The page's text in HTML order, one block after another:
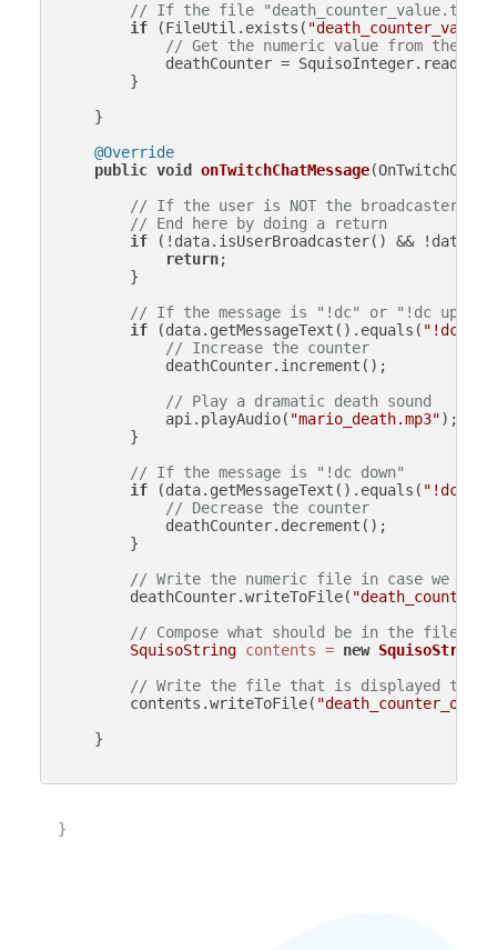
// If the file "death_counter_value.txt"
if (FileUtil.exists(
// Get the numeric value from the
deathCounter =
        }
    }
@Override
public void onTwitchChatMessage
// If the user is NOT the broadcaster and
// End here by doing a return
if (!data.isUserBroadcaster() &&
return;
        }
// If the message is "!dc" or "!dc up"
if (data.getMessageText().equals( "!dc"
// Increase the counter
            deathCounter.increment();
// Play a dramatic death sound
            api.playAudio(
"mario_death.mp3");
        }
// If the message is "!dc down"
if (data.getMessageText().equals( "!dc
// Decrease the counter
            deathCounter.decrement();
        }
// Write the numeric file in case we
        deathCounter.writeToFile(
// Compose what should be in the file for
SquisoString contents = new SquisoString
// Write the file that is displayed to
        contents.writeToFile(
    }
}